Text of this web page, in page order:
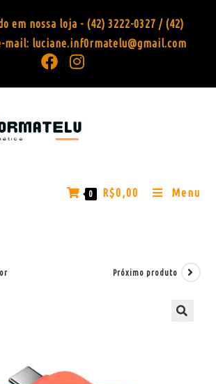
em nossa loja - (42) 3222-0327 / (42)
mail: luciane.inf0rmatelu@gmail.com
0 R$0,00 Menu
Próximo produto